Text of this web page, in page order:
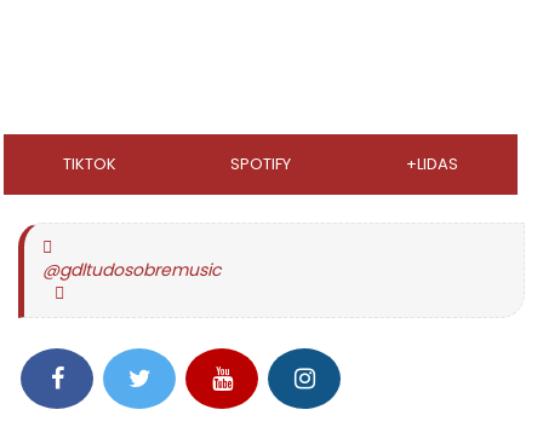
TIKTOK SPOTIFY +LIDAS
@gdltudosobremusic